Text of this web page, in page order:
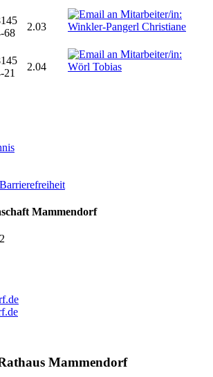
68
2.03
21
2.04
Mammendorf
Mammendorf